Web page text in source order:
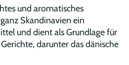
und aromatisches
Skandinavien ein
und dient als Grundlage für
darunter das dänische